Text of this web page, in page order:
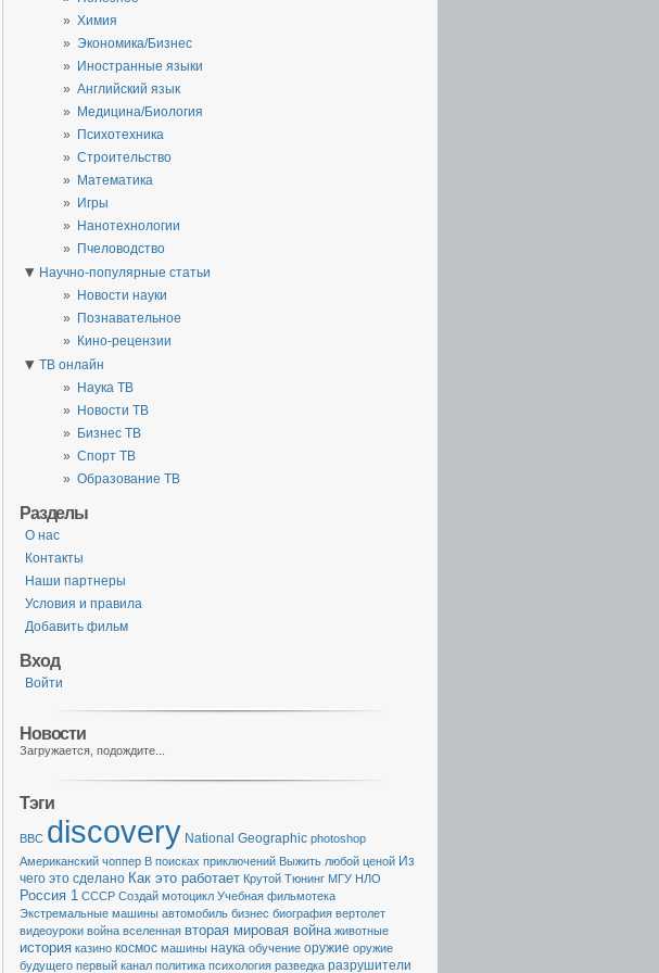
Химия
Экономика/Бизнес
Иностранные языки
Английский язык
Медицина/Биология
Психотехника
Строительство
Математика
Игры
Нанотехнологии
Пчеловодство
▼ Научно-популярные статьи
Новости науки
Познавательное
Кино-рецензии
▼ ТВ онлайн
Наука ТВ
Новости ТВ
Бизнес ТВ
Спорт ТВ
Образование ТВ
Разделы
О нас
Контакты
Наши партнеры
Условия и правила
Добавить фильм
Вход
Войти
Новости
Загружается, подождите...
Тэги
BBC discovery National Geographic photoshop
Американский чоппер В поисках приключений Выжить любой ценой Из
чего это сделано Как это работает Крутой Тюнинг МГУ НЛО
Россия 1 СССР Создай мотоцикл Учебная фильмотека
Экстремальные машины автомобиль бизнес биография вертолет
видеоуроки война вселенная вторая мировая война животные
история казино космос машины наука обучение оружие оружие
будущего первый канал политика психология разведка разрушители